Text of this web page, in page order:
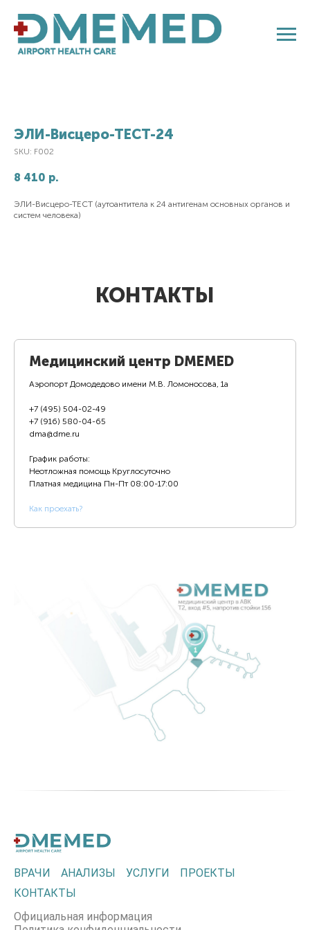
ЭЛИ-Висцеро-ТЕСТ-24
SKU: F002
8 410 р.
ЭЛИ-Висцеро-ТЕСТ (аутоантитела к 24 антигенам основных органов и
систем человека)
КОНТАКТЫ
Медицинский центр DMEMED
Аэропорт Домодедово имени М.В. Ломоносова, 1а
+7 (495) 504-02-49
+7 (916) 580-04-65
dma@dme.ru
График работы:
Неотложная помощь Круглосуточно
Платная медицина Пн-Пт 08:00-17:00
Как проехать?
ВРАЧИ АНАЛИЗЫ УСЛУГИ
ПРОЕКТЫ
КОНТАКТЫ
Официальная информация